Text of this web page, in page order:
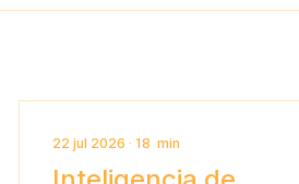
22 jul 2026 ∙ 18 min